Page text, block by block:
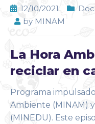
12/10/2021
by MINAM
La Hora
reciclar en
Programa
Ambiente (MINAM)
(MINEDU). Este